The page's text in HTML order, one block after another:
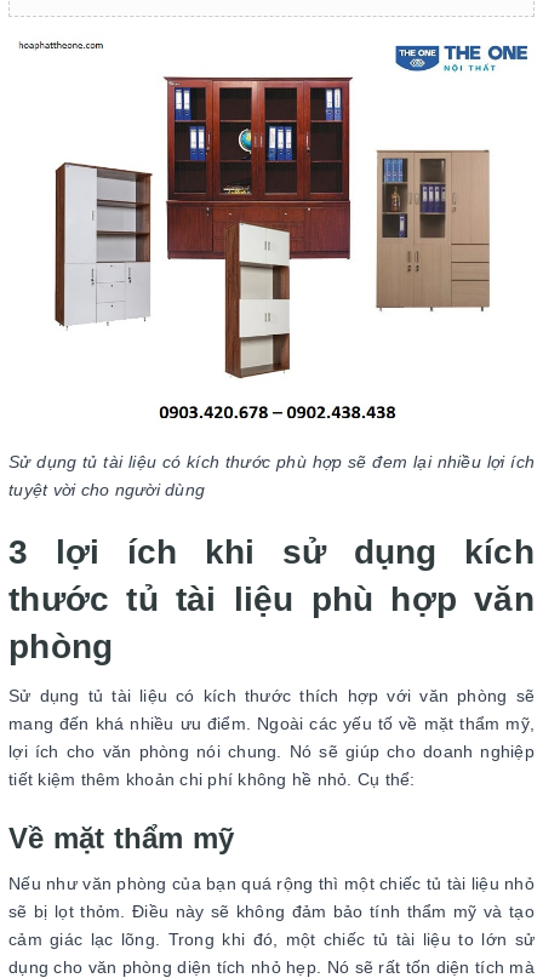
Sử dụng tủ tài liệu có kích thước phù hợp sẽ đem lại nhiều lợi ích
tuyệt vời cho người dùng
3 lợi ích khi sử dụng kích
thước tủ tài liệu phù hợp văn
phòng
Sử dụng tủ tài liệu có kích thước thích hợp với văn phòng sẽ
mang đến khá nhiều ưu điểm. Ngoài các yếu tố về mặt thẩm mỹ,
lợi ích cho văn phòng nói chung. Nó sẽ giúp cho doanh nghiệp
tiết kiệm thêm khoản chi phí không hề nhỏ. Cụ thể:
Về mặt thẩm mỹ
Nếu như văn phòng của bạn quá rộng thì một chiếc tủ tài liệu nhỏ
sẽ bị lọt thỏm. Điều này sẽ không đảm bảo tính thẩm mỹ và tạo
cảm giác lạc lõng. Trong khi đó, một chiếc tủ tài liệu to lớn sử
dụng cho văn phòng diện tích nhỏ hẹp. Nó sẽ rất tốn diện tích mà